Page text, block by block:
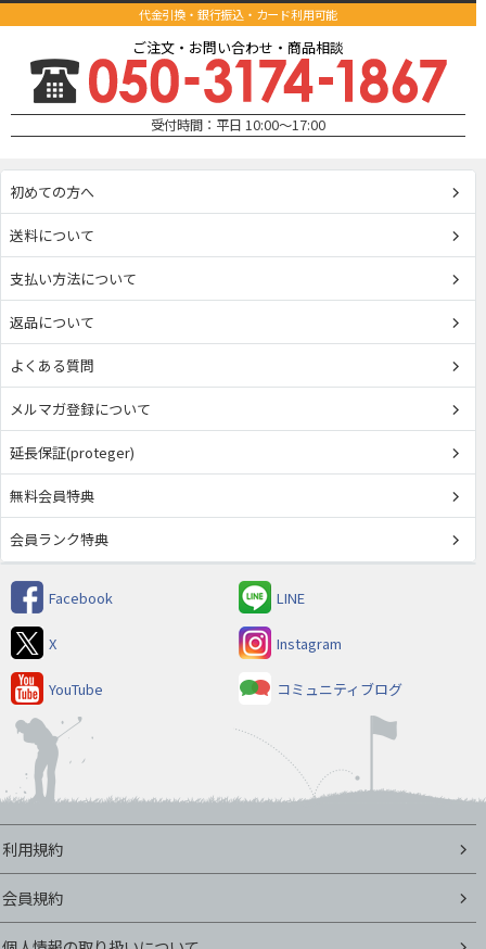
代金引換・銀行振込・カード利用可能
ご注文・お問い合わせ・商品相談
受付時間：平日 10:00～17:00
初めての方へ
送料について
支払い方法について
返品について
よくある質問
メルマガ登録について
延長保証(proteger)
無料会員特典
会員ランク特典
Facebook LINE
X Instagram
YouTube コミュニティブログ
利用規約
会員規約